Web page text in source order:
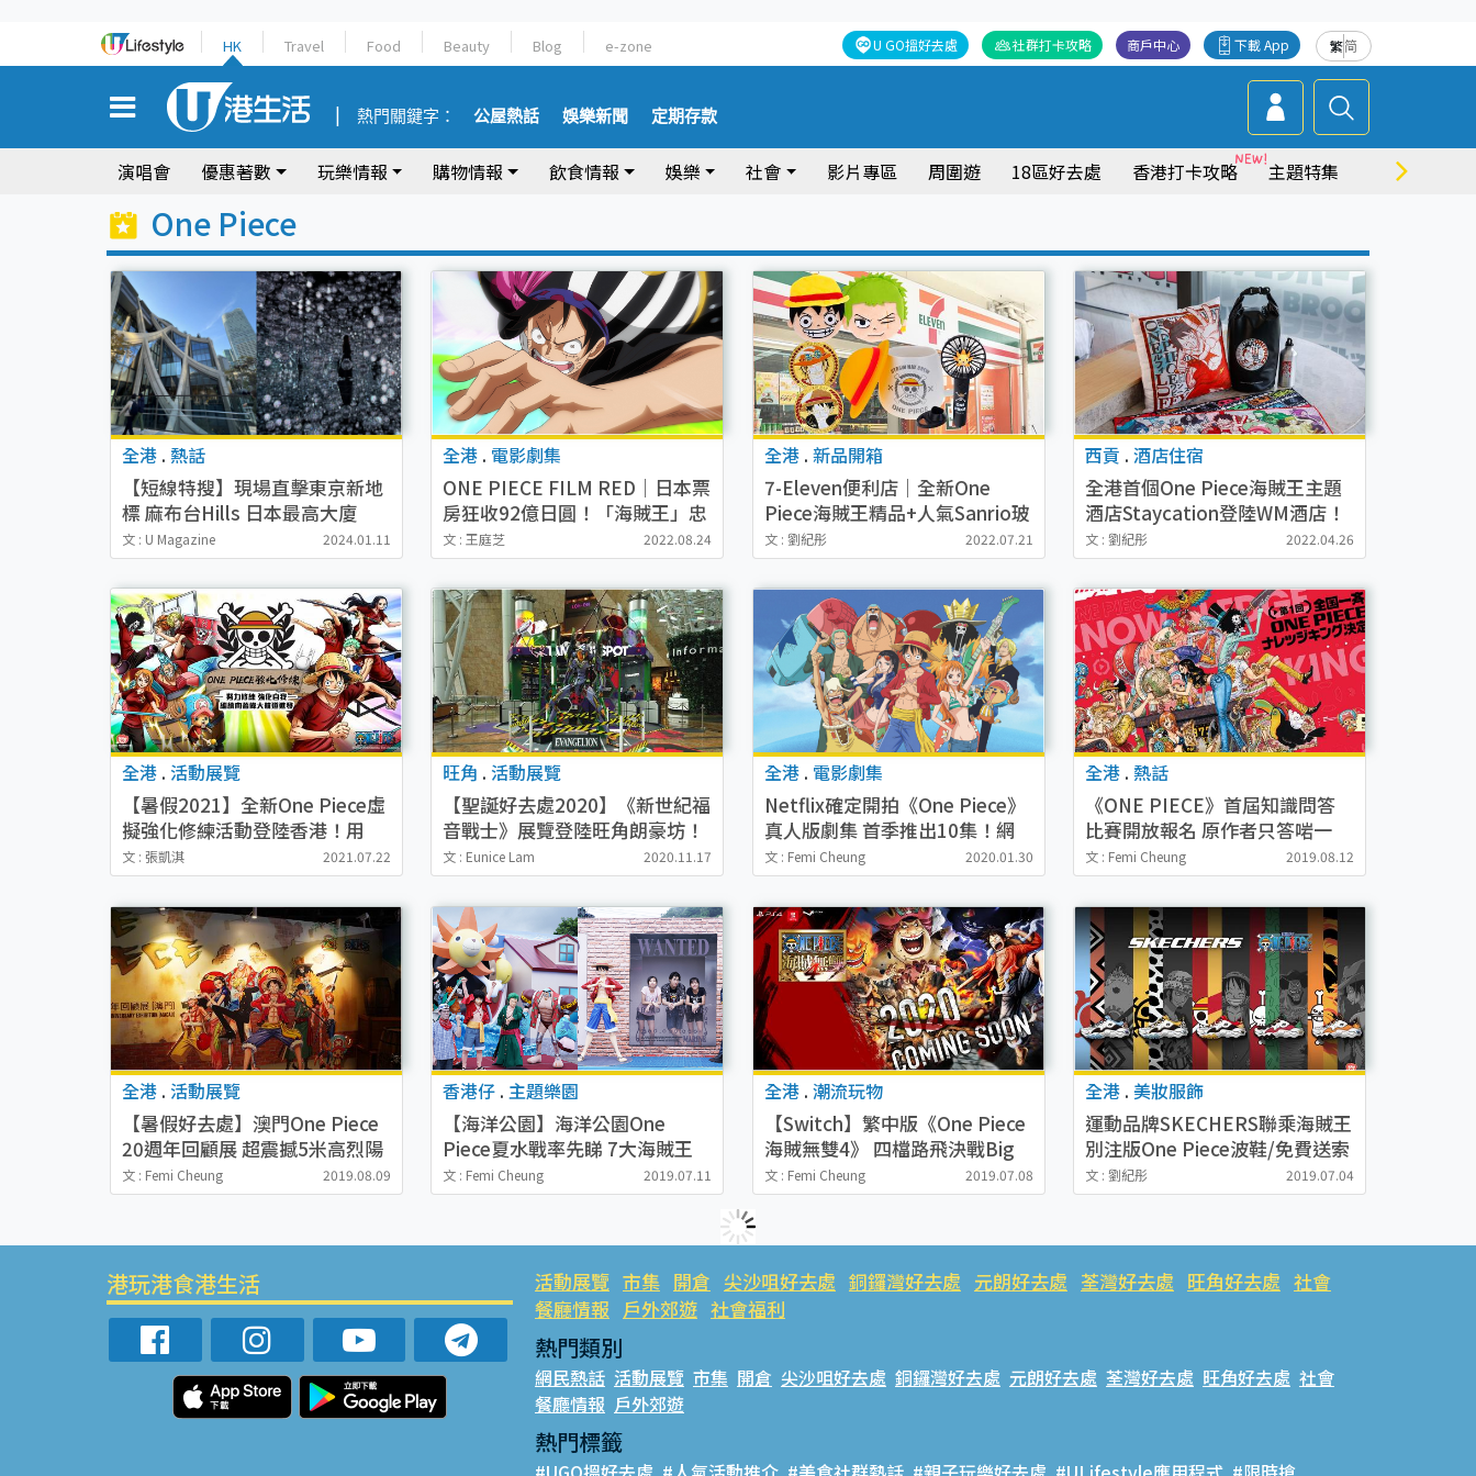
HK Travel Food Beauty Blog e-zone 繁简
下載 App
商戶中心
社群打卡攻略
U GO搵好去處
熱門關鍵字： 公屋熱話 娛樂新聞 定期存款
演唱會 優惠著數 玩樂情報 購物情報 飲食情報 娛樂 社會 影片專區 周圍遊 18區好去處 香港打卡攻略 主題特集 商場情報
One Piece
全港 . 熱話
【短線特搜】現場直擊東京新地
標 麻布台Hills 日本最高大廈
teamLab、Aman品牌進駐 免費
觀景層睇東京鐵塔 盡食近百間飲
食店
文 : U Magazine 2024.01.11
全港 . 電影劇集
ONE PIECE FILM RED｜日本票
房狂收92億日圓！「海賊王」忠
粉AK@MIRROR夥拍Marf首次
為動畫配音
文 : 王庭芝 2022.08.24
全港 . 新品開箱
7-Eleven便利店｜全新One
Piece海賊王精品+人氣Sanrio玻
璃彩繪雨傘！
文 : 劉紀彤 2022.07.21
西貢 .酒店住宿
全港首個One Piece海賊王主題
酒店Staycation登陸WM酒店！
5米巨型路飛打卡位/送主題下午
茶+禮品
文 : 劉紀彤 2022.04.26
全港 . 活動展覽
【暑假2021】全新One Piece虛
擬強化修練活動登陸香港！用
APP爭奪懸賞金/修練裝備包/報
名詳情
文 : 張凱淇 2021.07.22
旺角 . 活動展覽
【聖誕好去處2020】《新世紀福
音戰士》展覽登陸旺角朗豪坊！
鬼滅之刃/One Piece模型展同步
登場
文 : Eunice Lam 2020.11.17
全港 . 電影劇集
Netflix確定開拍《One Piece》
真人版劇集 首季推出10集！網
民超期待選角結果
文 : Femi Cheung 2020.01.30
全港 .熱話
《ONE PIECE》首屆知識問答
比賽開放報名 原作者只答啱一
半！測試真正海賊王迷
文 : Femi Cheung 2019.08.12
全港 . 活動展覽
【暑假好去處】澳門One Piece
20週年回顧展 超震撼5米高烈陽
號+1:1角色影相位
文 : Femi Cheung 2019.08.09
香港仔 .主題樂園
【海洋公園】海洋公園One
Piece夏水戰率先睇 7大海賊王
經典場景+濕身水戰
文 : Femi Cheung 2019.07.11
全港 . 潮流玩物
【Switch】繁中版《One Piece
海賊無雙4》 四檔路飛決戰Big
Mom置身海賊王大戰
文 : Femi Cheung 2019.07.08
全港 .美妝服飾
運動品牌SKECHERS聯乘海賊王
別注版One Piece波鞋/免費送索
繩袋/海洋公園門票
文 : 劉紀彤 2019.07.04
港玩港食港生活 活動展覽 市集 開倉 尖沙咀好去處 銅鑼灣好去處 元朗好去處 荃灣好去處 旺角好去處 社會
餐廳情報 戶外郊遊 社會福利
熱門類別
網民熱話 活動展覽 市集 開倉 尖沙咀好去處 銅鑼灣好去處 元朗好去處 荃灣好去處 旺角好去處 社會
餐廳情報 戶外郊遊
熱門標籤